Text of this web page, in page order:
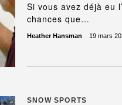
Si vous avez déjà eu
chances que…
Heather Hansman 19 mars
SNOW SPORTS